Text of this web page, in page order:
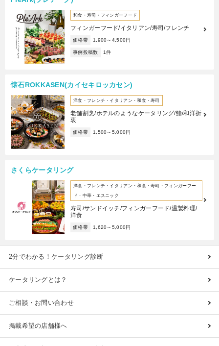
和食・寿司・フィンガーフード
フィンガーフード/イタリアン/寿司/フレンチ
価格帯 1,900～4,500円
事例投稿数 1件
懐石ROKKASEN(カイセキロッカセン)
洋食・フレンチ・イタリアン・和食・寿司
老舗割烹/ホテルのようなケータリング/鮨/和洋折
衷
価格帯 1,500～5,000円
さくらケータリング
洋食・フレンチ・イタリアン・和食・寿司・フィンガーフー
ド・中華・エスニック
寿司/サンドイッチ/フィンガーフード/温製料理/
洋食
価格帯 1,620～5,000円
2分でわかる！ケータリング診断
ケータリングとは？
ご相談・お問い合わせ
掲載希望の店舗様へ